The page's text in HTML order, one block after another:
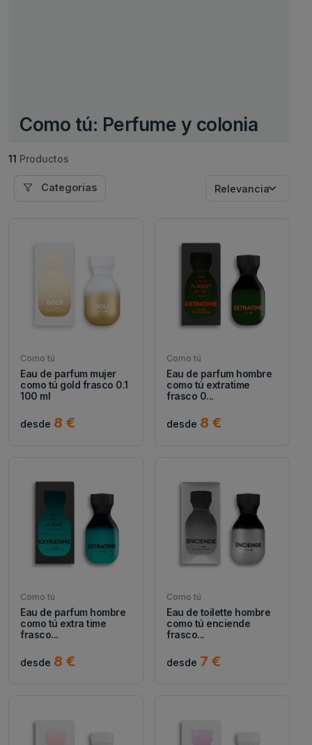
Como tú: Perfume y colonia
11 Productos
Categorias
Como tú
Eau de parfum mujer
como tú gold frasco 0.1
100 ml
desde 8 €
Como tú
Eau de parfum hombre
como tú extratime
frasco 0...
desde 8 €
Como tú
Eau de parfum hombre
como tú extra time
frasco...
desde 8 €
Como tú
Eau de toilette hombre
como tú enciende
frasco...
desde 7 €